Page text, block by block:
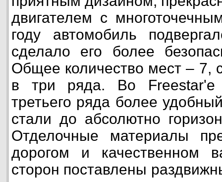
двигателем с
году автомобиль
сделало его более
Общее количество мест – 7,
в три ряда. Во Freestar'е
третьего ряда более
стали до абсолютно
Отделочные материалы
дорогом и качественном
сторон поставлены